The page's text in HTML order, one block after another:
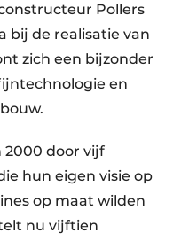
Pollers
bij de realisatie van
zich een bijzonder
en
2000 door vijf
hun eigen visie op
op maat wilden
nu vijftien